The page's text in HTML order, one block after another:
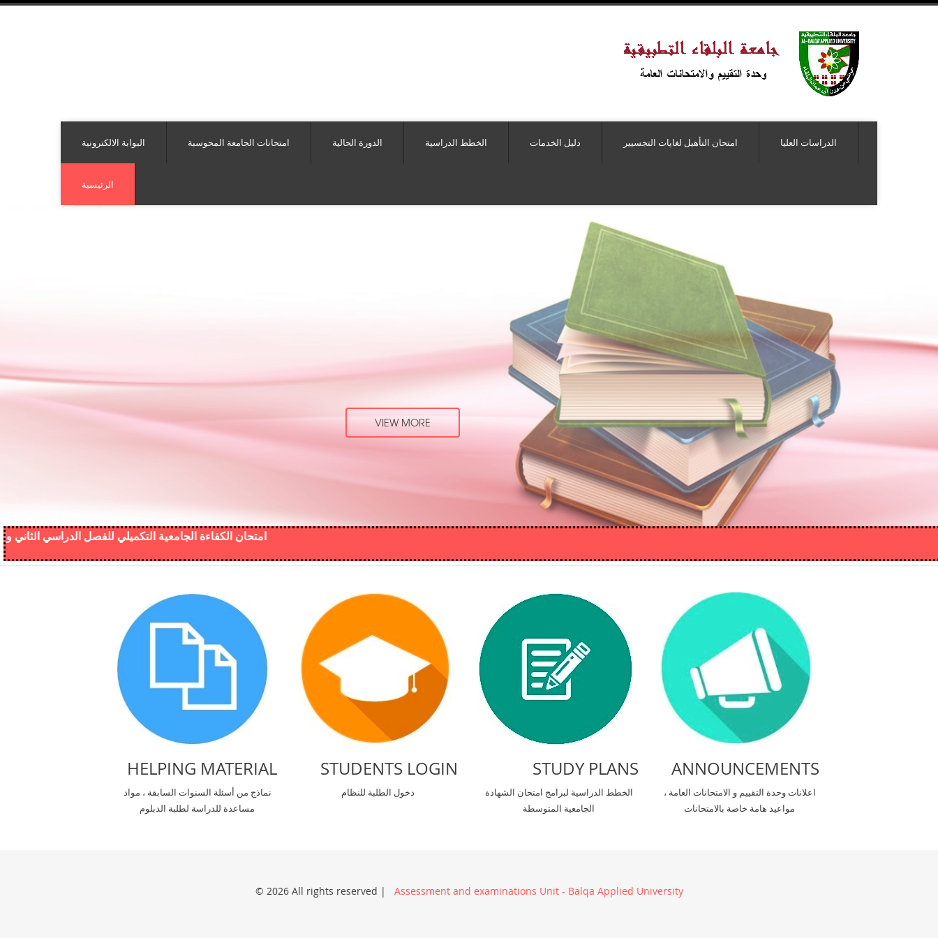
البوابة الالكترونية امتحانات الجامعة المحوسبة الدورة الحالية الخطط الدراسية دليل الخدمات امتحان التأهيل لغايات التجسيير الدراسات العليا
الرئيسية
بدء التسجيل لامتحان التأهيل لغايات التجسير
امتحان الكفاءة الجامعية التكميلي للفصل الدراسي الثاني والصيفي من
HELPING MATERIAL
نماذج من أسئلة السنوات السابقة ، مواد
مساعدة للدراسة لطلبة الدبلوم
STUDENTS LOGIN
دخول الطلبة للنظام
STUDY PLANS
الخطط الدراسية لبرامج امتحان الشهادة
الجامعية المتوسطة
ANNOUNCEMENTS
اعلانات وحدة التقييم و الامتحانات العامة ،
مواعيد هامة خاصة بالامتحانات
© 2026 All rights reserved | Assessment and examinations Unit - Balqa Applied University